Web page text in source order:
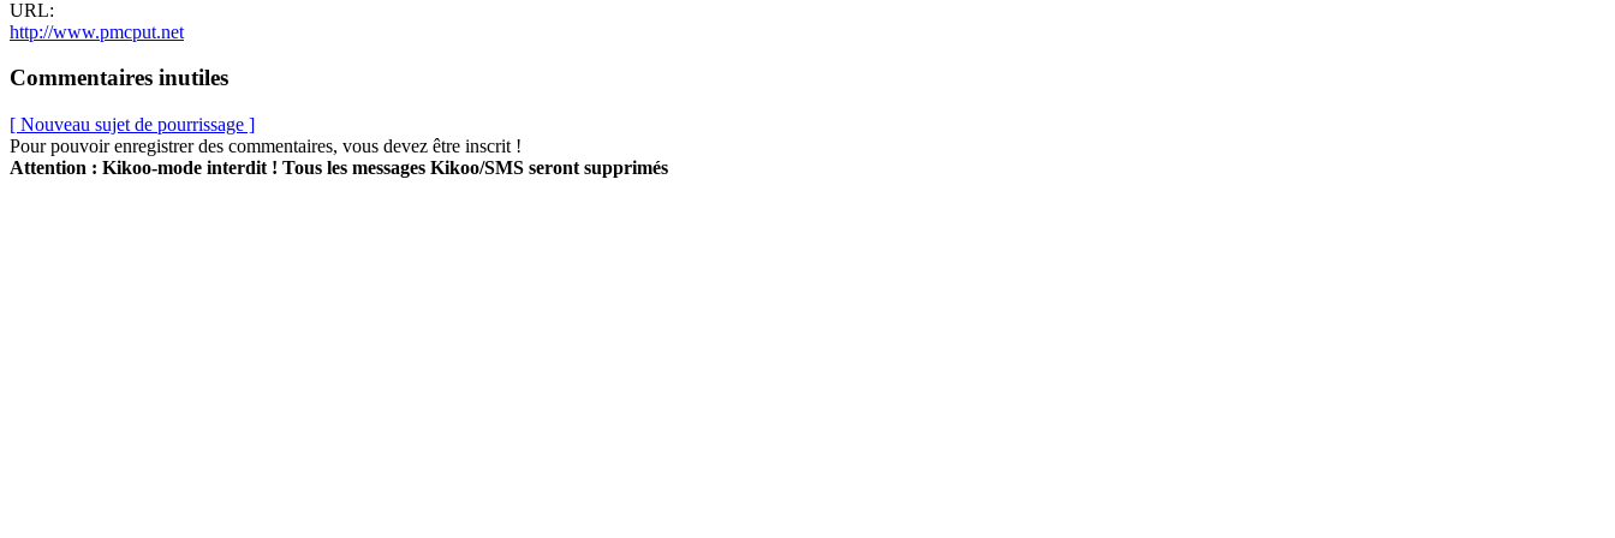
URL:
http://www.pmcput.net
Commentaires inutiles
[ Nouveau sujet de pourrissage ]
Pour pouvoir enregistrer des commentaires, vous devez être inscrit !
Attention : Kikoo-mode interdit ! Tous les messages Kikoo/SMS seront supprimés